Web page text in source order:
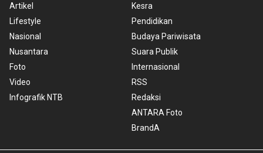
Artikel
Lifestyle
Nasional
Nusantara
Foto
Video
Infografik NTB
Kesra
Pendidikan
Budaya Pariwisata
Suara Publik
Internasional
RSS
Redaksi
ANTARA Foto
BrandA